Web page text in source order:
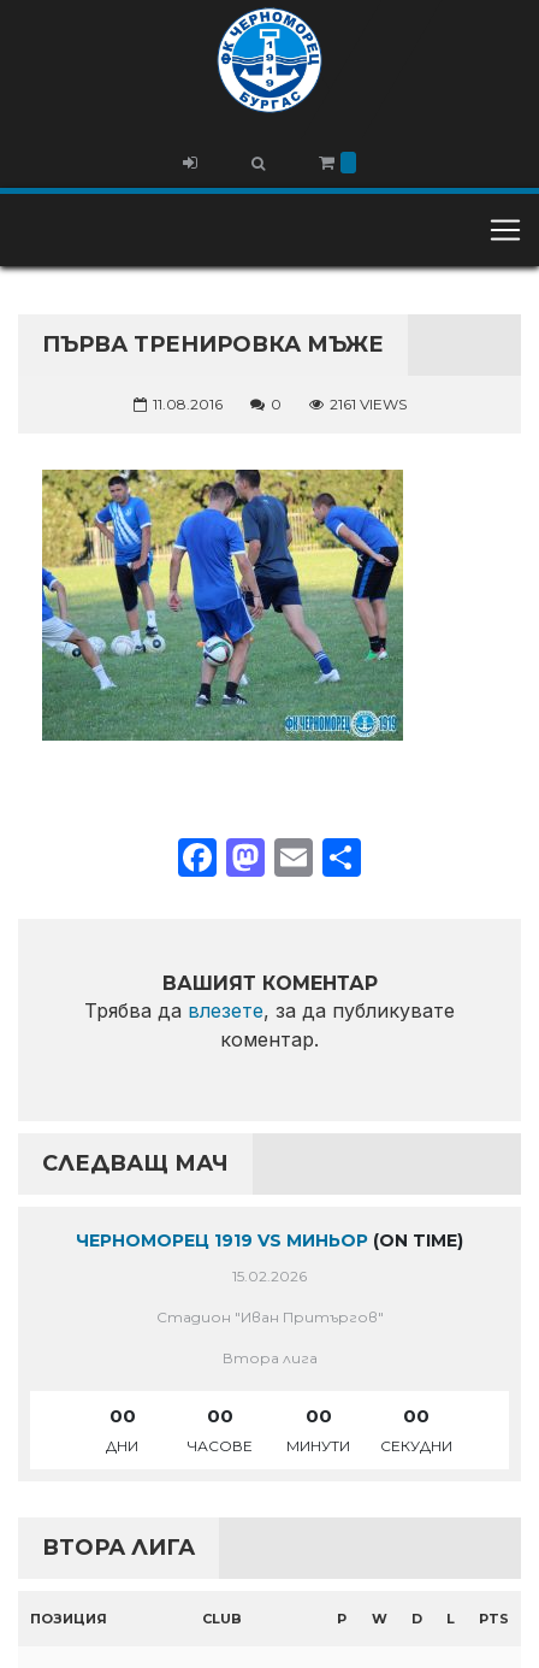
ПЪРВА ТРЕНИРОВКА МЪЖЕ
11.08.2016 0 2161 VIEWS
Facebook
Mastodon
Email
ВАШИЯТ КОМЕНТАР
Трябва да влезете, за да публикувате
коментар.
СЛЕДВАЩ МАЧ
ЧЕРНОМОРЕЦ 1919 VS МИНЬОР (ON TIME)
15.02.2026
Стадион "Иван Притъргов"
Втора лига
00
ДНИ
00
ЧАСОВЕ
00
МИНУТИ
00
СЕКУДНИ
ВТОРА ЛИГА
ПОЗИЦИЯ CLUB P W D L PTS